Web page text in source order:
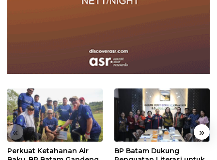
« »
Perkuat Ketahanan Air
BP Batam Dukung